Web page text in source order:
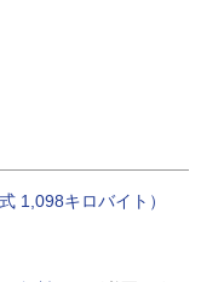
1,098キロバイト）